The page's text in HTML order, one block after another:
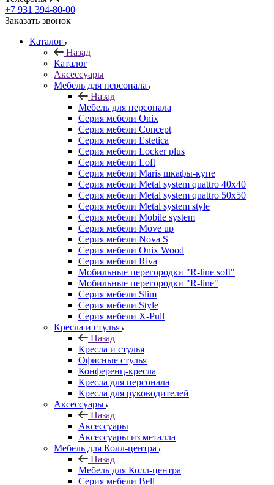
+7 931 394-80-00
Заказать звонок
Каталог
Назад
Каталог
Аксессуары
Мебель для персонала
Назад
Мебель для персонала
Серия мебели Onix
Серия мебели Concept
Серия мебели Estetica
Серия мебели Locker plus
Серия мебели Loft
Серия мебели Maris шкафы-купе
Серия мебели Metal system quattro 40x40
Серия мебели Metal system quattro 50x50
Серия мебели Metal system style
Серия мебели Mobile system
Серия мебели Move up
Серия мебели Nova S
Серия мебели Onix Wood
Серия мебели Riva
Мобильные перегородки "R-line soft"
Мобильные перегородки "R-line"
Серия мебели Slim
Серия мебели Style
Серия мебели X-Pull
Кресла и стулья
Назад
Кресла и стулья
Офисные стулья
Конференц-кресла
Кресла для персонала
Кресла для руководителей
Аксессуары
Назад
Аксессуары
Аксессуары из металла
Мебель для Колл-центра
Назад
Мебель для Колл-центра
Серия мебели Bell